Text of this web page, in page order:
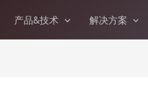
产品&技术 解决方案